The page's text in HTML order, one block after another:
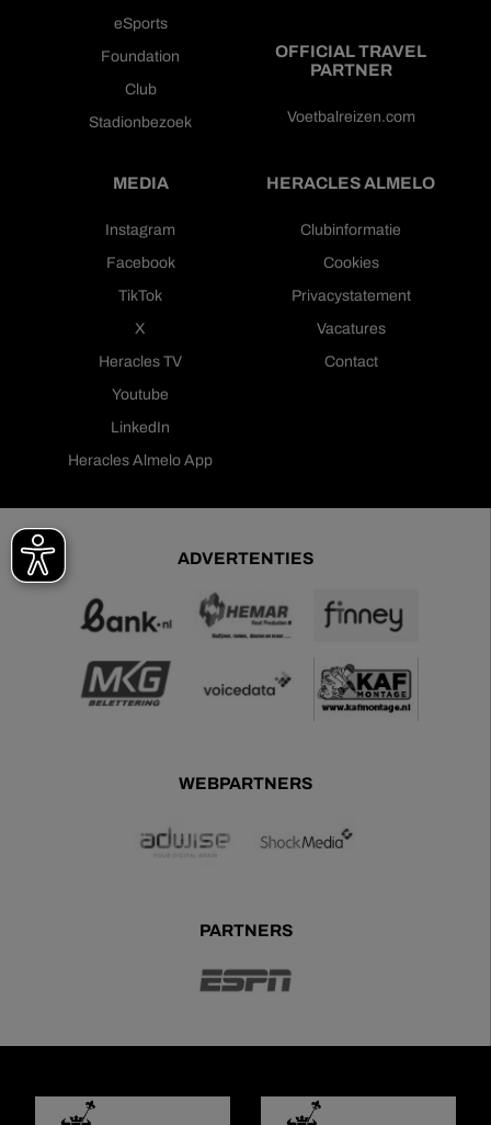
eSports
Foundation
Club
Stadionbezoek
OFFICIAL TRAVEL
PARTNER
Voetbalreizen.com
MEDIA
Instagram
Facebook
TikTok
X
Heracles TV
Youtube
LinkedIn
Heracles Almelo App
HERACLES ALMELO
Clubinformatie
Cookies
Privacystatement
Vacatures
Contact
ADVERTENTIES
WEBPARTNERS
PARTNERS